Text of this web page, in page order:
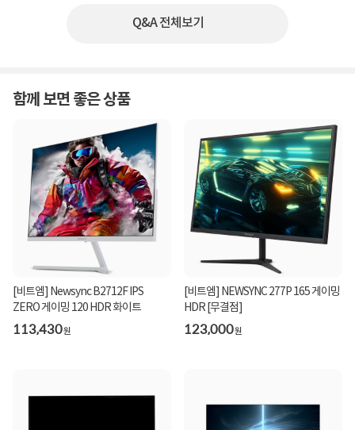
Q&A 전체보기
함께 보면 좋은 상품
[비트엠] Newsync B2712F IPS
ZERO 게이밍 120 HDR 화이트
113,430원
[비트엠] NEWSYNC 277P 165 게이밍
HDR [무결점]
123,000원